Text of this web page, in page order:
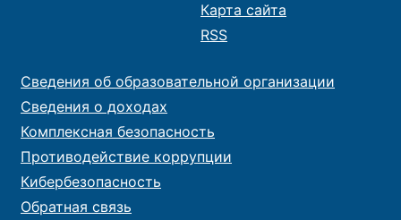
Карта сайта
RSS
Сведения об образовательной организации
Сведения о доходах
Комплексная безопасность
Противодействие коррупции
Кибербезопасность
Обратная связь